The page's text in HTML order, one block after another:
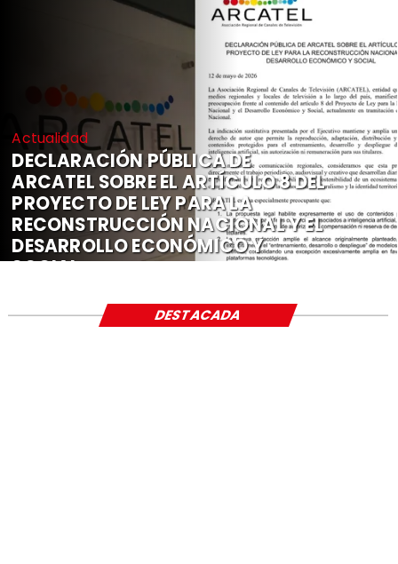
Actualidad
DECLARACIÓN PÚBLICA DE
ARCATEL SOBRE EL ARTÍCULO 8 DEL
PROYECTO DE LEY PARA LA
RECONSTRUCCIÓN NACIONAL Y EL
DESARROLLO ECONÓMICO Y
SOCIAL
DESTACADA